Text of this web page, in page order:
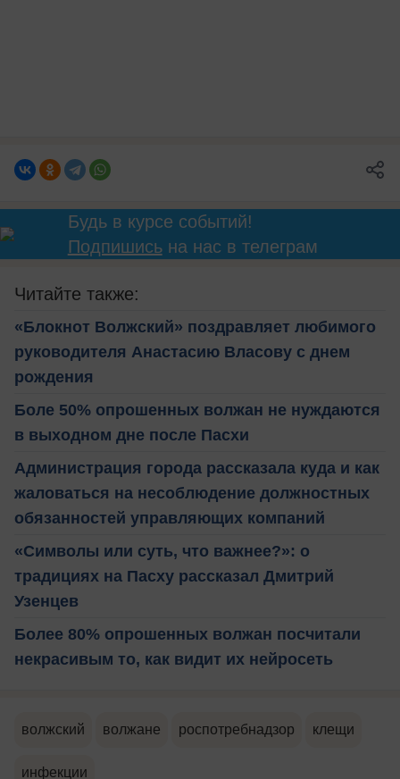
Будь в курсе событий!
Подпишисьна нас в телеграм
Читайте также:
«Блокнот Волжский» поздравляет любимого
руководителя Анастасию Власову с днем
рождения
Боле 50% опрошенных волжан не нуждаются
в выходном дне после Пасхи
Администрация города рассказала куда и как
жаловаться на несоблюдение должностных
обязанностей управляющих компаний
«Символы или суть, что важнее?»: о
традициях на Пасху рассказал Дмитрий
Узенцев
Более 80% опрошенных волжан посчитали
некрасивым то, как видит их нейросеть
волжский волжане роспотребнадзор клещи
инфекции